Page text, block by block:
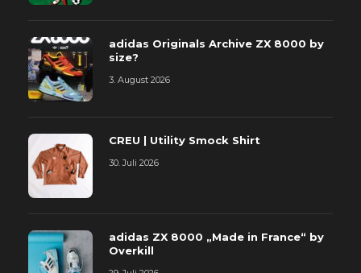
adidas Originals Archive ZX 8000 by
size?
3. August 2026
CREU | Utility Smock Shirt
30. Juli 2026
adidas ZX 8000 „Made in France“ by
Overkill